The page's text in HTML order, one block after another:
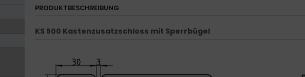
PRODUKTBESCHREIBUNG
KS 500 Kastenzusatzschloss mit Sperrbügel